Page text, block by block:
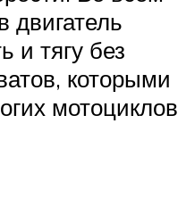
двигатель
и тягу без
которыми
мотоциклов